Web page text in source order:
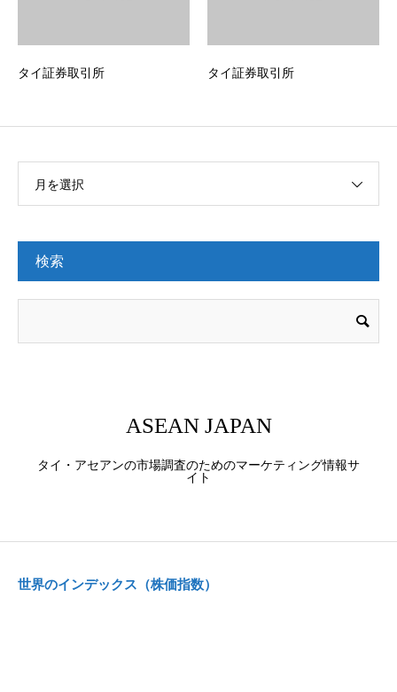
タイ証券取引所 タイ証券取引所
月を選択
検索
ASEAN JAPAN
タイ・アセアンの市場調査のためのマーケティング情報サ
イト
世界のインデックス（株価指数）